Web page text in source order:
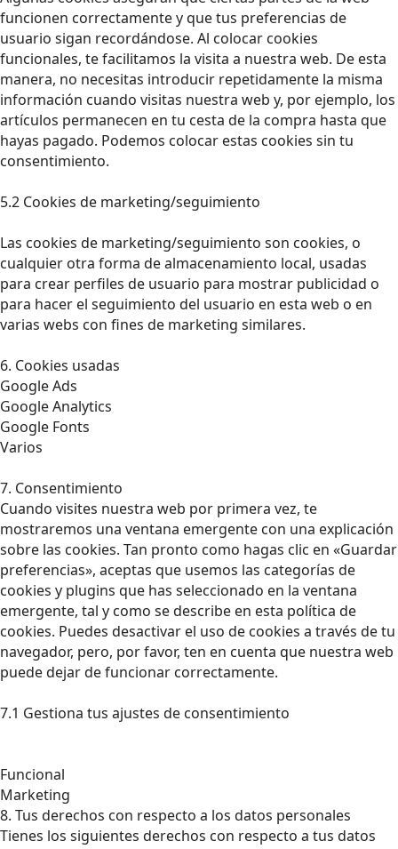
funcionen correctamente y que tus preferencias de
usuario sigan recordándose. Al colocar cookies
funcionales, te facilitamos la visita a nuestra web. De esta
manera, no necesitas introducir repetidamente la misma
información cuando visitas nuestra web y, por ejemplo, los
artículos permanecen en tu cesta de la compra hasta que
hayas pagado. Podemos colocar estas cookies sin tu
consentimiento.
5.2 Cookies de marketing/seguimiento
Las cookies de marketing/seguimiento son cookies, o
cualquier otra forma de almacenamiento local, usadas
para crear perfiles de usuario para mostrar publicidad o
para hacer el seguimiento del usuario en esta web o en
varias webs con fines de marketing similares.
6. Cookies usadas
Google Ads
Google Analytics
Google Fonts
Varios
7. Consentimiento
Cuando visites nuestra web por primera vez, te
mostraremos una ventana emergente con una explicación
sobre las cookies. Tan pronto como hagas clic en «Guardar
preferencias», aceptas que usemos las categorías de
cookies y plugins que has seleccionado en la ventana
emergente, tal y como se describe en esta política de
cookies. Puedes desactivar el uso de cookies a través de tu
navegador, pero, por favor, ten en cuenta que nuestra web
puede dejar de funcionar correctamente.
7.1 Gestiona tus ajustes de consentimiento
Funcional
Marketing
8. Tus derechos con respecto a los datos personales
Tienes los siguientes derechos con respecto a tus datos